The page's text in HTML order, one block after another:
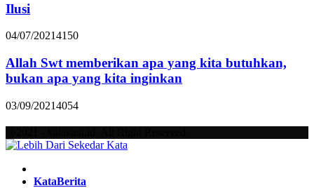
Ilusi
04/07/20214150
Allah Swt memberikan apa yang kita butuhkan,
bukan apa yang kita inginkan
03/09/20214054
KataBerita